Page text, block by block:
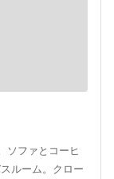
ソファとコーヒ
ルーム。クロー